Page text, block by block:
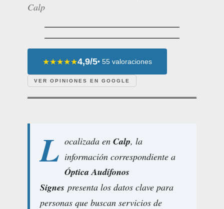
Calp
★★★★★4,9/5• 55 valoraciones
VER OPINIONES EN GOOGLE
L ocalizada en Calp, la
información correspondiente a
Óptica Audífonos
Signes presenta los datos clave para
personas que buscan servicios de